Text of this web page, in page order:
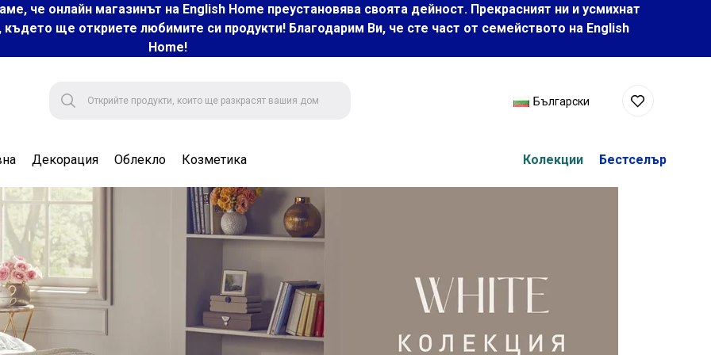
че онлайн магазинът на English Home преустановява своята дейност. Прекрасният ни и усмихнат
ще откриете любимите си продукти! Благодарим Ви, че сте част от семейството на Еnglish
Home!
Български
Декорация Облекло Козметика Колекции Бестселър